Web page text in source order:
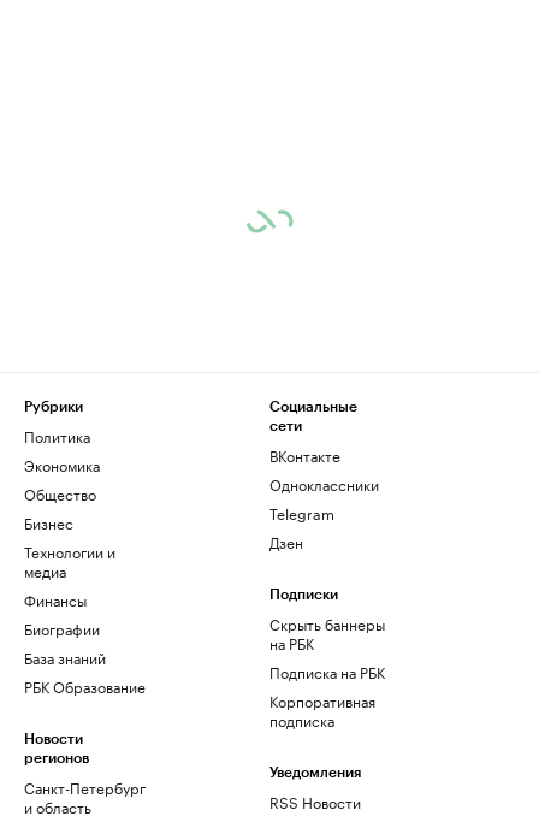
Рубрики
Политика
Экономика
Общество
Бизнес
Технологии и
медиа
Финансы
Биографии
База знаний
РБК Образование
Новости
регионов
Санкт-Петербург
и область
Социальные
сети
ВКонтакте
Одноклассники
Telegram
Дзен
Подписки
Скрыть баннеры
на РБК
Подписка на РБК
Корпоративная
подписка
Уведомления
RSS Новости